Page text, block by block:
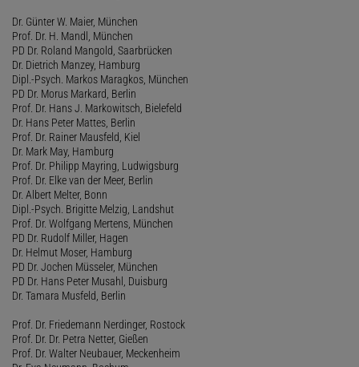
Dr. Günter W. Maier, München
Prof. Dr. H. Mandl, München
PD Dr. Roland Mangold, Saarbrücken
Dr. Dietrich Manzey, Hamburg
Dipl.-Psych. Markos Maragkos, München
PD Dr. Morus Markard, Berlin
Prof. Dr. Hans J. Markowitsch, Bielefeld
Dr. Hans Peter Mattes, Berlin
Prof. Dr. Rainer Mausfeld, Kiel
Dr. Mark May, Hamburg
Prof. Dr. Philipp Mayring, Ludwigsburg
Prof. Dr. Elke van der Meer, Berlin
Dr. Albert Melter, Bonn
Dipl.-Psych. Brigitte Melzig, Landshut
Prof. Dr. Wolfgang Mertens, München
PD Dr. Rudolf Miller, Hagen
Dr. Helmut Moser, Hamburg
PD Dr. Jochen Müsseler, München
PD Dr. Hans Peter Musahl, Duisburg
Dr. Tamara Musfeld, Berlin
Prof. Dr. Friedemann Nerdinger, Rostock
Prof. Dr. Dr. Petra Netter, Gießen
Prof. Dr. Walter Neubauer, Meckenheim